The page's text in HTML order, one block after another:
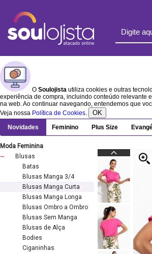
O Soulojista utiliza cookies e outras
experiência de compra, incluindo conteúdo relevante
na web. Ao continuar navegando, entendemos que
Veja nossa Política de Cookies. OK
Novidades Feminino Plus Size
Moda Feminina
Blusas
Batas
Blusas Manga 3/4
Blusas Manga Curta
Blusas Manga Longa
Blusas Ombro a Ombro
Blusas Sem Manga
Blusas de Alça
Bodies
Ciganinhas